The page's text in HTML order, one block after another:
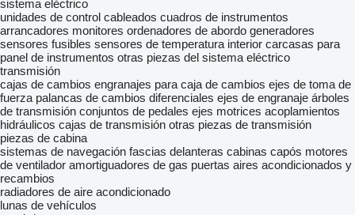
sistema eléctrico
unidades de control cableados cuadros de instrumentos
arrancadores monitores ordenadores de abordo generadores
sensores fusibles sensores de temperatura interior carcasas para
panel de instrumentos otras piezas del sistema eléctrico
transmisión
cajas de cambios engranajes para caja de cambios ejes de toma de
fuerza palancas de cambios diferenciales ejes de engranaje árboles
de transmisión conjuntos de pedales ejes motrices acoplamientos
hidráulicos cajas de transmisión otras piezas de transmisión
piezas de cabina
sistemas de navegación fascias delanteras cabinas capós motores
de ventilador amortiguadores de gas puertas aires acondicionados y
recambios
radiadores de aire acondicionado
lunas de vehículos